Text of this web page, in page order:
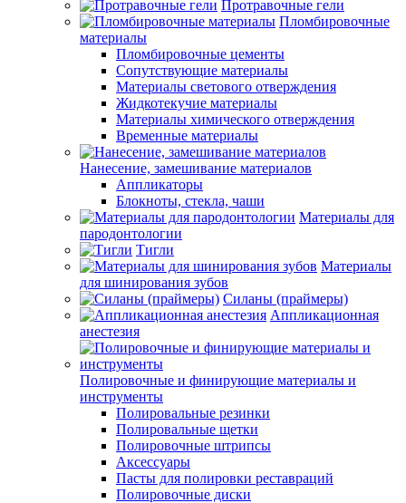
Протравочные гели
Пломбировочные
материалы
Пломбировочные цементы
Сопутствующие материалы
Материалы светового отверждения
Жидкотекучие материалы
Материалы химического отверждения
Временные материалы
Нанесение, замешивание материалов
Аппликаторы
Блокноты, стекла, чаши
Материалы для
пародонтологии
Тигли
Материалы
для шинирования зубов
Силаны (праймеры)
Аппликационная
анестезия
Полировочные и финирующие материалы и
инструменты
Полировальные резинки
Полировальные щетки
Полировочные штрипсы
Аксессуары
Пасты для полировки реставраций
Полировочные диски